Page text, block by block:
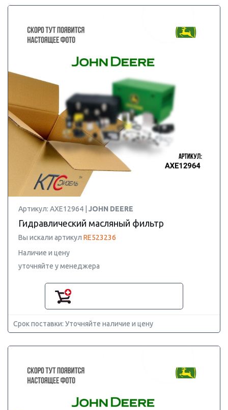
Артикул: AXE12964 | JOHN DEERE
Гидравлический масляный фильтр
Вы искали артикул RE523236
Наличие и цену
уточняйте у менеджера
Срок поставки: Уточняйте наличие и цену